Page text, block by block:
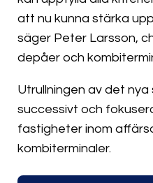
att nu kunna stärka
säger Peter Larsson,
depåer och
Utrullningen av det
successivt och
fastigheter inom
kombiterminaler.